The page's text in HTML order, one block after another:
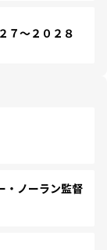
～２０２８
・ノーラン監督